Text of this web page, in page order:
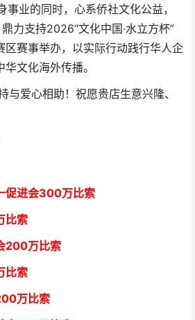
事业的同时，心系侨社文化公益，
力支持2026“文化中国·水立方杯”
区赛事举办，以实际行动践行华人企
文化海外传播。
与爱心相助！祝愿贵店生意兴隆、
促进会300万比索
比索
200万比索
比索
00万比索